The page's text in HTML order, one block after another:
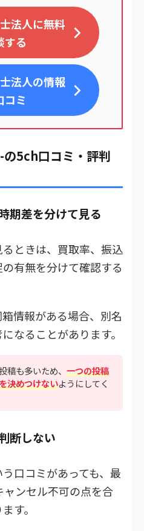
法人に無料
する
法人の情報
コミ
5ch口コミ・評判
期差を分けて見る
ときは、買取率、振込
有無を分けて確認する
情報がある場合、別名
なることがあります。
稿も多いため、一つの投稿
決めつけないようにしてく
断しない
う口コミがあっても、最
ンセル不可の点を合
す。